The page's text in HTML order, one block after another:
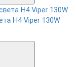
H4 Viper 130W